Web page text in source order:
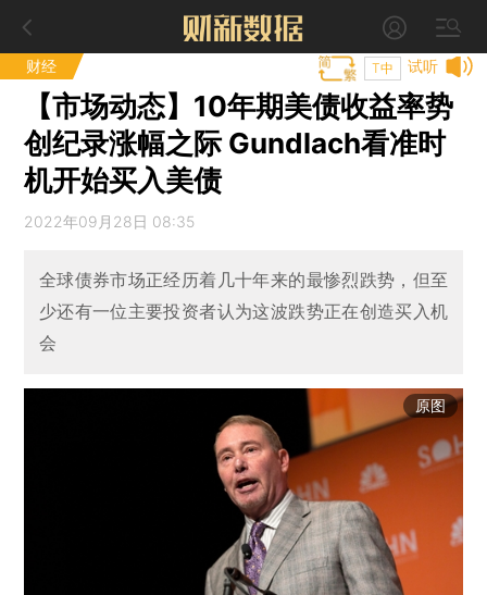
财经 试听
T中
【市场动态】10年期美债收益率势
创纪录涨幅之际 Gundlach看准时
机开始买入美债
2022年09月28日 08:35
全球债券市场正经历着几十年来的最惨烈跌势，但至
少还有一位主要投资者认为这波跌势正在创造买入机
会
原图